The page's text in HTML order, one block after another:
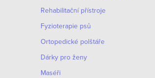
Rehabilitační přístroje
Fyzioterapie psů
Ortopedické polštáře
Dárky pro ženy
Maséři